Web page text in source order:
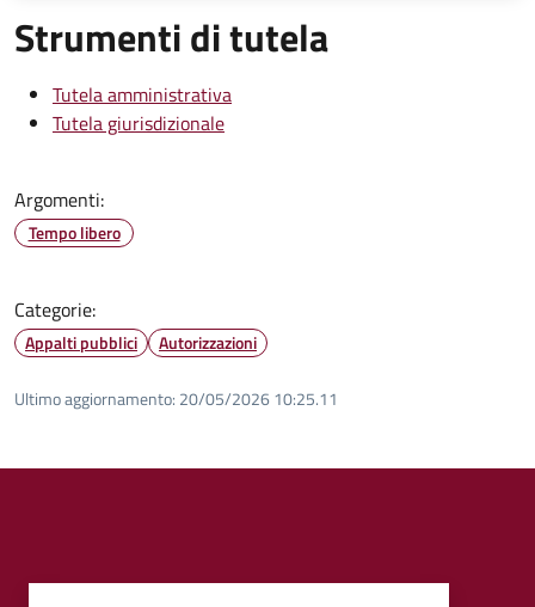
Strumenti di tutela
Tutela amministrativa
Tutela giurisdizionale
Argomenti:
Tempo libero
Categorie:
Appalti pubblici Autorizzazioni
Ultimo aggiornamento: 20/05/2026 10:25.11